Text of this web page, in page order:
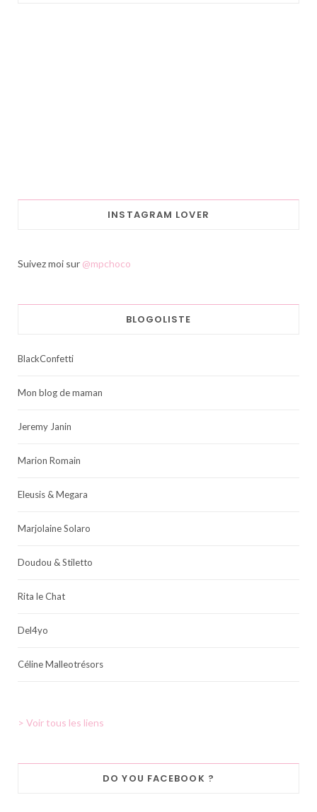
INSTAGRAM LOVER
Suivez moi sur @mpchoco
BLOGOLISTE
BlackConfetti
Mon blog de maman
Jeremy Janin
Marion Romain
Eleusis & Megara
Marjolaine Solaro
Doudou & Stiletto
Rita le Chat
Del4yo
Céline Malleotrésors
> Voir tous les liens
DO YOU FACEBOOK ?